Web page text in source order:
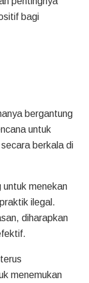
bagi
bergantung
untuk
berkala di
untuk menekan
ilegal.
diharapkan
menemukan